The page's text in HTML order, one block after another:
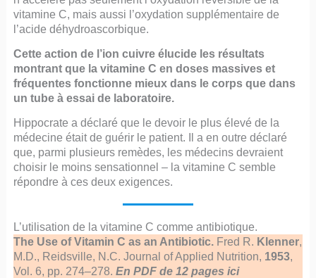
vitamine C, mais aussi l’oxydation supplémentaire de
l’acide déhydroascorbique.
Cette action de l’ion cuivre élucide les résultats
montrant que la vitamine C en doses massives et
fréquentes fonctionne mieux dans le corps que dans
un tube à essai de laboratoire.
Hippocrate a déclaré que le devoir le plus élevé de la
médecine était de guérir le patient. Il a en outre déclaré
que, parmi plusieurs remèdes, les médecins devraient
choisir le moins sensationnel – la vitamine C semble
répondre à ces deux exigences.
L’utilisation de la vitamine C comme antibiotique.
The Use of Vitamin C as an Antibiotic.Fred R. Klenner,
M.D., Reidsville, N.C. Journal of Applied Nutrition, 1953,
Vol. 6, pp. 274–278. En PDF de 12 pages ici